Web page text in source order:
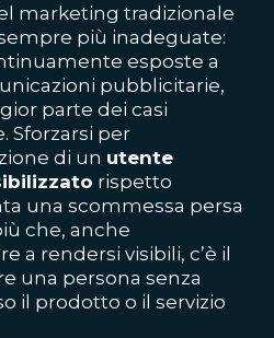
marketing tradizionale
più inadeguate:
esposte a
pubblicitarie,
parte dei casi
Sforzarsi per
di un utente
rispetto
una scommessa persa
che, anche
a rendersi visibili, c’è il
una persona senza
il prodotto o il servizio